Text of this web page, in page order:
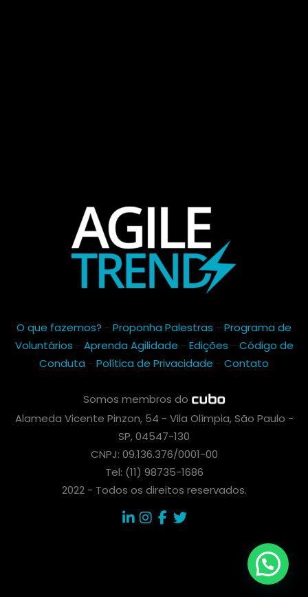
O que fazemos? - Proponha Palestras - Programa de
Voluntários - Aprenda Agilidade - Edições - Código de
Conduta - Política de Privacidade - Contato
Somos membros do
Alameda Vicente Pinzon, 54 - Vila Olímpia, São Paulo -
SP, 04547-130
CNPJ: 09.136.376/0001-00
Tel: (11) 98735-1686
2022 - Todos os direitos reservados.